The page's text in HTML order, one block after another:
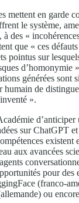
mettent en garde
le système,
des «
que « ces
pointus sur
d’homonymie
générées sont
humain de
».
sur ChatGPT
existent
aux avancées
pour des
(franco-
ou